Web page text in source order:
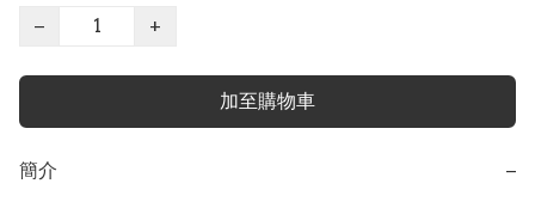
−
+
加至購物車
簡介 −